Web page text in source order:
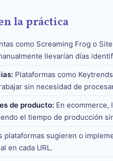
la práctica
como Screaming Frog o
llevarían días
Plataformas como
sin necesidad de
de producto: En
el tiempo de producción
plataformas sugieren o
en cada URL.